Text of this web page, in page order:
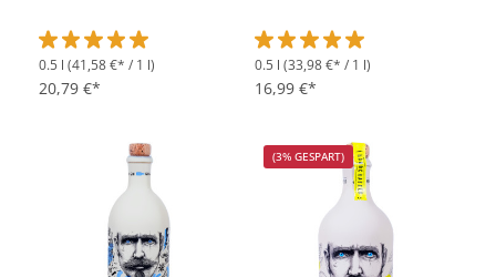
Durchschnittliche Bewertung von 5 von 5 Sternen
0.5 l (41,58 €* / 1 l)
20,79 €*
Durchschnittliche Bewertung
0.5 l (33,98 €* / 1 l)
16,99 €*
(3% GESPART)